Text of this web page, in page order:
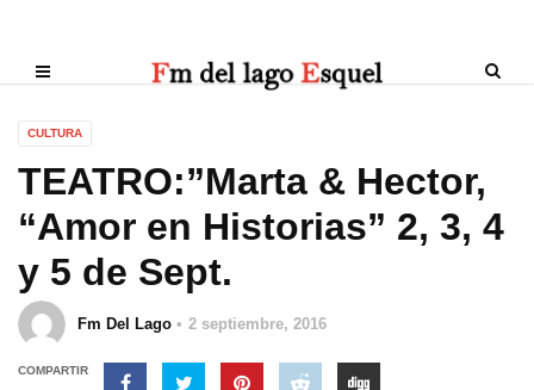
CULTURA
TEATRO:”Marta & Hector,
“Amor en Historias” 2, 3, 4
y 5 de Sept.
Fm Del Lago 2 septiembre, 2016
COMPARTIR